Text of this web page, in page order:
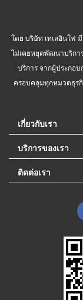
โดย บริษัท เทเลอินโฟ
ไม่เคยหยุดพัฒนาบริกา
บริการ จากผู้ประกอ
ครอบคลุมทุกหมวดธุร
เกี่ยวกับเรา
บริการของเรา
ติดต่อเรา